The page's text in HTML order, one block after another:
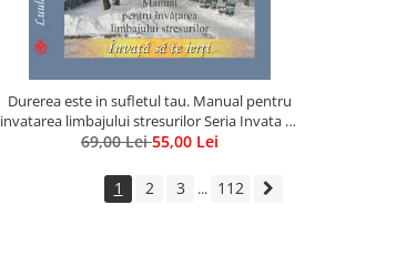
Durerea este in sufletul tau. Manual pentru
invatarea limbajului stresurilor Seria Invata sa
te Ierti Luule Viilma
69,00 Lei55,00 Lei
1 2 3 ... 112